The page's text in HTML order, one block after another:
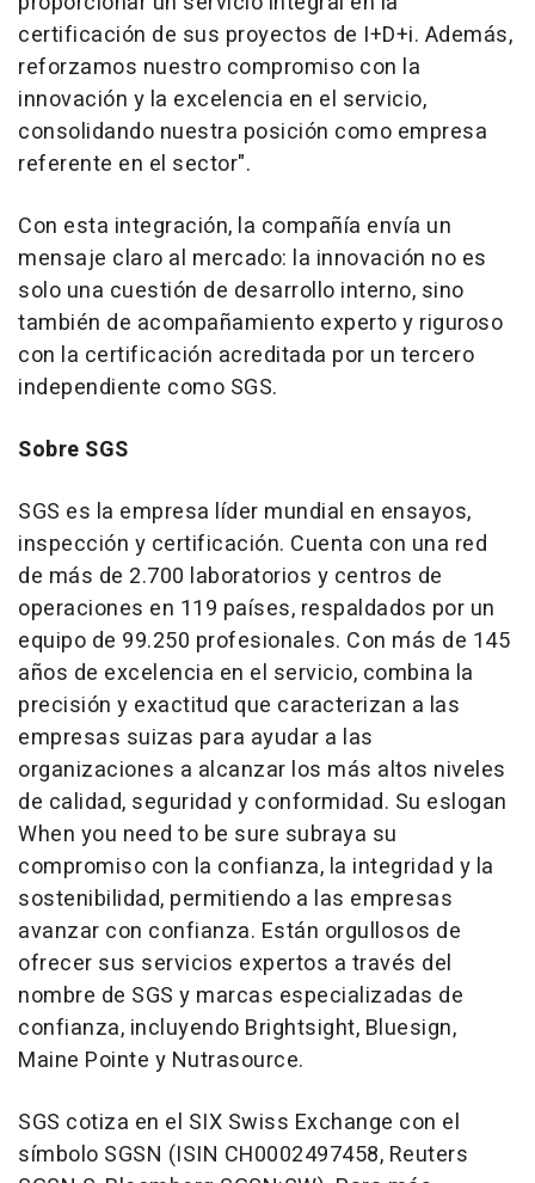
certificación de sus proyectos de I+D+i. Además,
reforzamos nuestro compromiso con la
innovación y la excelencia en el servicio,
consolidando nuestra posición como empresa
referente en el sector".
Con esta integración, la compañía envía un
mensaje claro al mercado: la innovación no es
solo una cuestión de desarrollo interno, sino
también de acompañamiento experto y riguroso
con la certificación acreditada por un tercero
independiente como SGS.
Sobre SGS
SGS es la empresa líder mundial en ensayos,
inspección y certificación. Cuenta con una red
de más de 2.700 laboratorios y centros de
operaciones en 119 países, respaldados por un
equipo de 99.250 profesionales. Con más de 145
años de excelencia en el servicio, combina la
precisión y exactitud que caracterizan a las
empresas suizas para ayudar a las
organizaciones a alcanzar los más altos niveles
de calidad, seguridad y conformidad. Su eslogan
When you need to be sure subraya su
compromiso con la confianza, la integridad y la
sostenibilidad, permitiendo a las empresas
avanzar con confianza. Están orgullosos de
ofrecer sus servicios expertos a través del
nombre de SGS y marcas especializadas de
confianza, incluyendo Brightsight, Bluesign,
Maine Pointe y Nutrasource.
SGS cotiza en el SIX Swiss Exchange con el
símbolo SGSN (ISIN CH0002497458, Reuters